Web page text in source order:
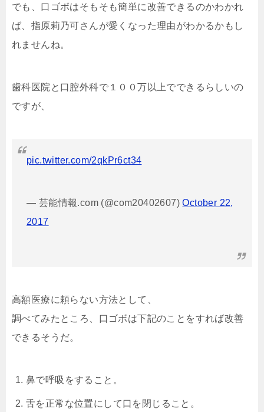
でも、口ゴボはそもそも簡単に改善できるのかわかれ
ば、指原莉乃可さんが愛くなった理由がわかるかもし
れませんね。
歯科医院と口腔外科で１００万以上でできるらしいの
ですが、
pic.twitter.com/2qkPr6ct34
— 芸能情報.com (@com20402607)October 22,
2017
高額医療に頼らない方法として、
調べてみたところ、口ゴボは下記のことをすれば改善
できるそうだ。
鼻で呼吸をすること。
舌を正常な位置にして口を閉じること。